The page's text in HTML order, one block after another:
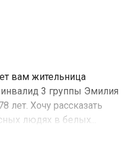
вам жительница
3 группы Эмилия
лет. Хочу рассказать
людях в белых...